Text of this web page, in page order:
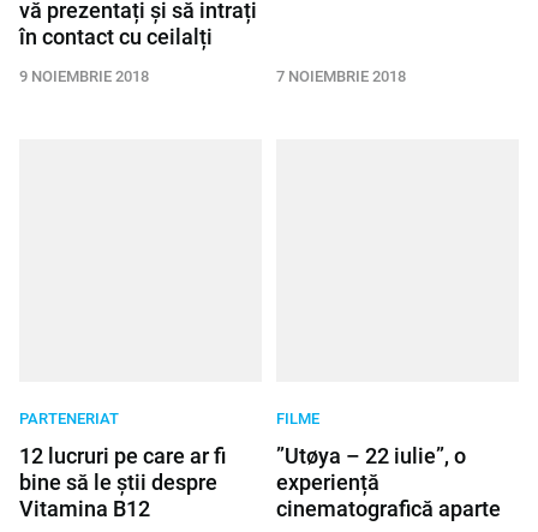
vă prezentați și să intrați
în contact cu ceilalți
9 NOIEMBRIE 2018 7 NOIEMBRIE 2018
PARTENERIAT
12 lucruri pe care ar fi
bine să le știi despre
Vitamina B12
FILME
”Utøya – 22 iulie”, o
experiență
cinematografică aparte